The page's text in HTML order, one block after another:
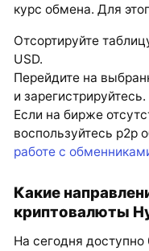
курс обмена. Для
Отсортируйте
USD.
Перейдите на
и зарегистрируйтесь.
Если на бирже
воспользуйтесь p2p
работе с
Какие
криптовалюты
На сегодня